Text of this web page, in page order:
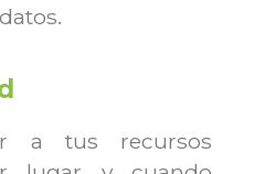
a tus recursos